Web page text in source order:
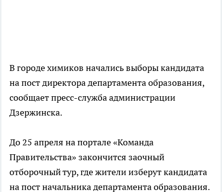
В городе химиков начались выборы кандидата
на пост директора департамента образования,
сообщает пресс-служба администрации
Дзержинска.
До 25 апреля на портале «Команда
Правительства» закончится заочный
отборочный тур, где жители изберут кандидата
на пост начальника департамента образования.